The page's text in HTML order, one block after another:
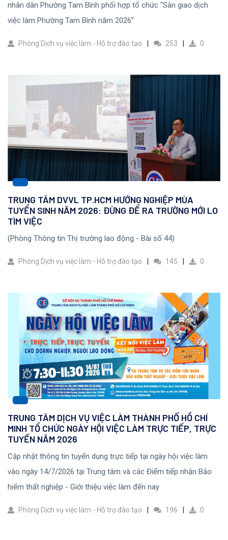
nhân dân Phường Tam Bình phối hợp tổ chức “Sàn giao dịch
việc làm Phường Tam Bình năm 2026”
Phòng Dịch vụ việc làm - Hỗ trợ đào tạo 253 0
TRUNG TÂM DVVL TP.HCM HƯỚNG NGHIỆP MÙA
TUYỂN SINH NĂM 2026: ĐỪNG ĐỂ RA TRƯỜNG MỚI LO
TÌM VIỆC
(Phòng Thông tin Thị trường lao động - Bài số 44)
Phòng Dịch vụ việc làm - Hỗ trợ đào tạo 145 0
TRUNG TÂM DỊCH VỤ VIỆC LÀM THÀNH PHỐ HỒ CHÍ
MINH TỔ CHỨC NGÀY HỘI VIỆC LÀM TRỰC TIẾP, TRỰC
TUYẾN NĂM 2026
Cập nhật thông tin tuyển dụng trực tiếp tại ngày hội việc làm
vào ngày 14/7/2026 tại Trung tâm và các Điểm tiếp nhận Bảo
hiểm thất nghiệp - Giới thiệu việc làm đến nay
Phòng Dịch vụ việc làm - Hỗ trợ đào tạo 196 0